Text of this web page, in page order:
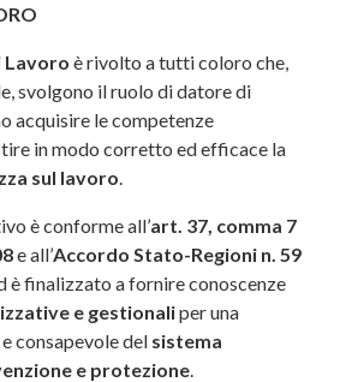
3 rate senza interessi per ordini superiori a
formativi.
Lavoro” è rivolto a chi, all’interno
il ruolo di datore di lavoro e
strumenti e competenze per
di lavoro.
è conforme all’art. 37, comma
e all’Accordo Stato-Regioni n.
ed è finalizzato a fornire
giuridico, organizzativo e
Lavoro è rivolto a tutti coloro che,
svolgono il ruolo di datore di
acquisire le competenze
in modo corretto ed efficace la
sul lavoro.
è conforme all’art. 37, comma 7
e all’Accordo Stato-Regioni n. 59
è finalizzato a fornire conoscenze
e gestionaliper una
consapevole del sistema
e protezione.